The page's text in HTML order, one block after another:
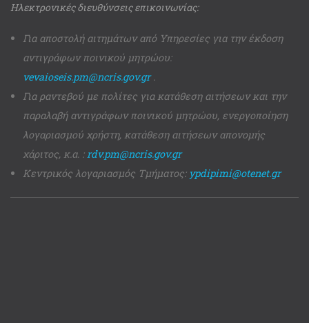
Ηλεκτρονικές διευθύνσεις επικοινωνίας:
Για αποστολή αιτημάτων από Υπηρεσίες για την έκδοση
αντιγράφων ποινικού μητρώου:
vevaioseis.pm@ncris.gov.gr.
Για ραντεβού με πολίτες για κατάθεση αιτήσεων και την
παραλαβή αντιγράφων ποινικού μητρώου, ενεργοποίηση
λογαριασμού χρήστη, κατάθεση αιτήσεων απονομής
χάριτος, κ.α. :rdv.pm@ncris.gov.gr
Κεντρικός λογαριασμός Τμήματος: ypdipimi@otenet.gr